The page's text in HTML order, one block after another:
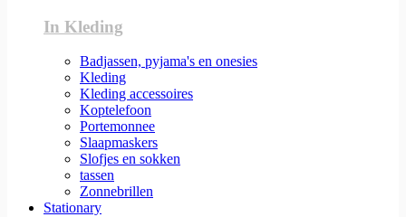
In Kleding
Badjassen, pyjama's en onesies
Kleding
Kleding accessoires
Koptelefoon
Portemonnee
Slaapmaskers
Slofjes en sokken
tassen
Zonnebrillen
Stationary